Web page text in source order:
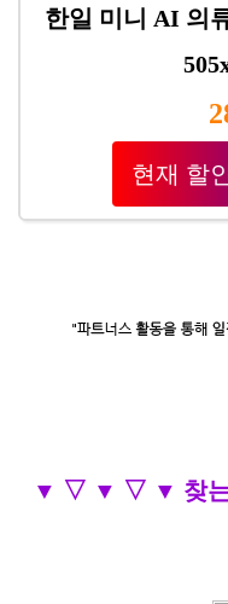
한일 미니 AI 의
현재 할
▼ ▽ ▼ ▽ ▼ 찾는